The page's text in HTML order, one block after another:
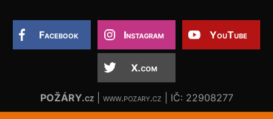
Facebook Instagram YouTube
X.com
POŽÁRY.cz| www.pozary.cz | IČ: 22908277